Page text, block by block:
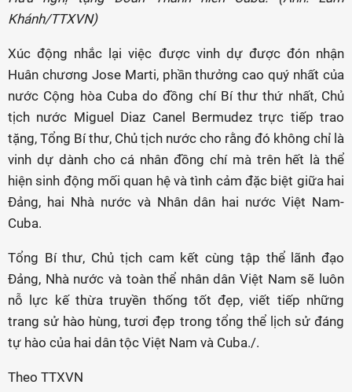
Khánh/TTXVN)
Xúc động nhắc lại việc được vinh dự được đón nhận
Huân chương Jose Marti, phần thưởng cao quý nhất của
nước Cộng hòa Cuba do đồng chí Bí thư thứ nhất, Chủ
tịch nước Miguel Diaz Canel Bermudez trực tiếp trao
tặng, Tổng Bí thư, Chủ tịch nước cho rằng đó không chỉ là
vinh dự dành cho cá nhân đồng chí mà trên hết là thể
hiện sinh động mối quan hệ và tình cảm đặc biệt giữa hai
Đảng, hai Nhà nước và Nhân dân hai nước Việt Nam-
Cuba.
Tổng Bí thư, Chủ tịch cam kết cùng tập thể lãnh đạo
Đảng, Nhà nước và toàn thể nhân dân Việt Nam sẽ luôn
nỗ lực kế thừa truyền thống tốt đẹp, viết tiếp những
trang sử hào hùng, tươi đẹp trong tổng thể lịch sử đáng
tự hào của hai dân tộc Việt Nam và Cuba./.
Theo TTXVN